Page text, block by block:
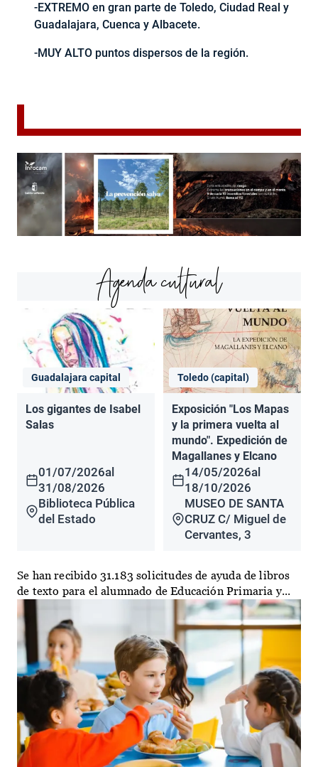
-EXTREMO en gran parte de Toledo, Ciudad Real y
Guadalajara, Cuenca y Albacete.
-MUY ALTO puntos dispersos de la región.
Agenda cultural
Guadalajara capital
Los gigantes de Isabel
Salas
01/07/2026al
31/08/2026
Biblioteca Pública
del Estado
Toledo (capital)
Exposición "Los Mapas
y la primera vuelta al
mundo". Expedición de
Magallanes y Elcano
14/05/2026al
18/10/2026
MUSEO DE SANTA
CRUZ C/ Miguel de
Cervantes, 3
Se han recibido 31.183 solicitudes de ayuda de libros
de texto para el alumnado de Educación Primaria y...